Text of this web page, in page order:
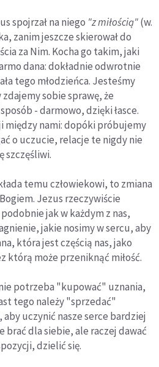
spojrzał na niego "z miłością"(w.
zanim jeszcze skierował do
za Nim. Kocha go takim, jaki
dana: dokładnie odwrotnie
tego młodzieńca. Jesteśmy
sobie sprawę, że
- darmowo, dzięki łasce.
między nami: dopóki próbujemy
o uczucie, relacje te nigdy nie
szczęśliwi.
temu człowiekowi, to zmiana
Jezus rzeczywiście
jak w każdym z nas,
jakie nosimy w sercu, aby
która jest częścią nas, jako
którą może przeniknąć miłość.
potrzeba "kupować" uznania,
tego należy "sprzedać"
uczynić nasze serce bardziej
brać dla siebie, ale raczej dawać
dzielić się.